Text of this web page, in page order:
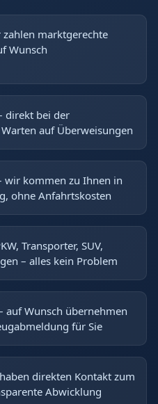
zahlen marktgerechte
Wunsch
direkt bei der
auf Überweisungen
wir kommen zu Ihnen in
ohne Anfahrtskosten
Transporter, SUV,
– alles kein Problem
auf Wunsch übernehmen
für Sie
direkten Kontakt zum
Abwicklung